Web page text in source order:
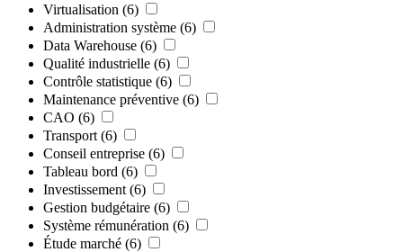
Virtualisation (6)
Administration système (6)
Data Warehouse (6)
Qualité industrielle (6)
Contrôle statistique (6)
Maintenance préventive (6)
CAO (6)
Transport (6)
Conseil entreprise (6)
Tableau bord (6)
Investissement (6)
Gestion budgétaire (6)
Système rémunération (6)
Étude marché (6)